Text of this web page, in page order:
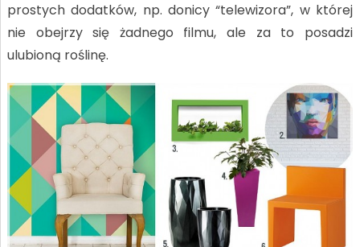
prostych dodatków, np. donicy “telewizora”, w której
nie obejrzy się żadnego filmu, ale za to posadzi
ulubioną roślinę.